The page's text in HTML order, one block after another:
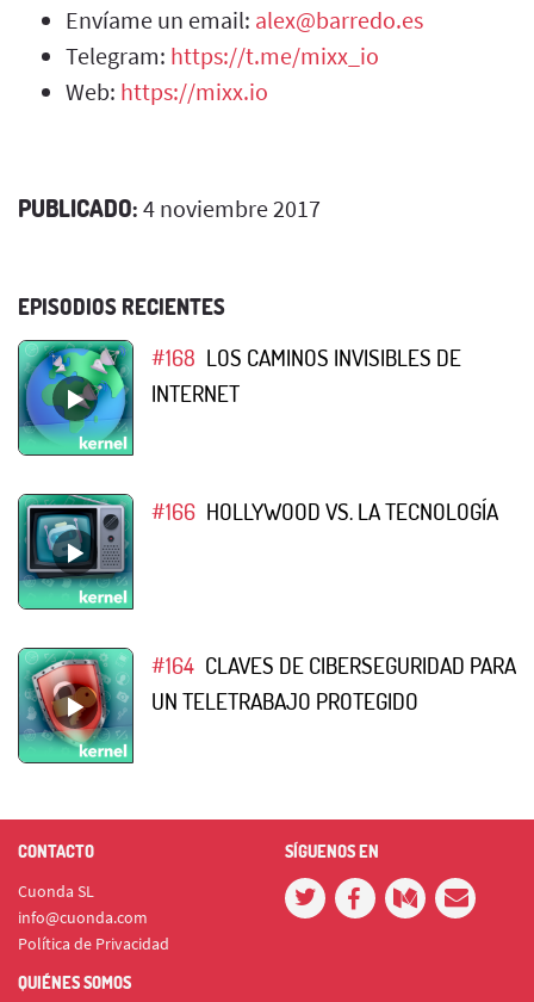
Envíame un email: alex@barredo.es
Telegram: https://t.me/mixx_io
Web: https://mixx.io
PUBLICADO: 4 noviembre 2017
EPISODIOS RECIENTES
#168 LOS CAMINOS INVISIBLES DE
INTERNET
#166 HOLLYWOOD VS. LA TECNOLOGÍA
#164 CLAVES DE CIBERSEGURIDAD PARA
UN TELETRABAJO PROTEGIDO
CONTACTO
Cuonda SL
info@cuonda.com
Política de Privacidad
SÍGUENOS EN
QUIÉNES SOMOS